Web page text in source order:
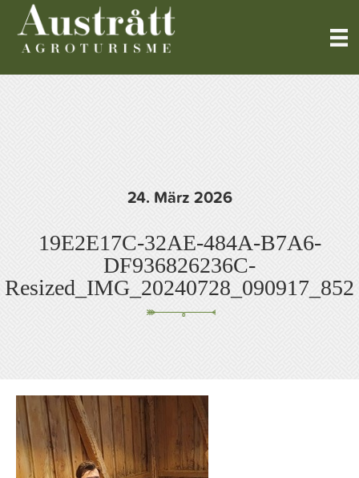
24. März 2026
19E2E17C-32AE-484A-B7A6-
DF936826236C-
Resized_IMG_20240728_090917_852